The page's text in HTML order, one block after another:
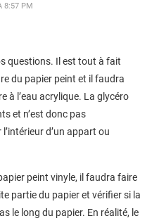
8:57 PM
questions. Il est tout à fait
du papier peint et il faudra
à l’eau acrylique. La glycéro
et n’est donc pas
d’un appart ou
peint vinyle, il faudra faire
partie du papier et vérifier si la
le long du papier. En réalité, le